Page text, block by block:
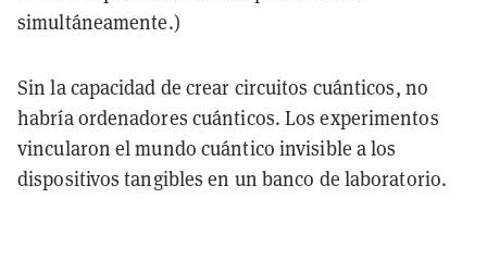
simultáneamente.)
Sin la capacidad de crear circuitos cuánticos, no
habría ordenadores cuánticos. Los experimentos
vincularon el mundo cuántico invisible a los
dispositivos tangibles en un banco de laboratorio.